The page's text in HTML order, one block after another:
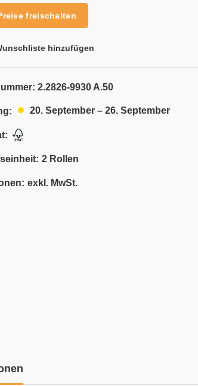
freischalten
hinzufügen
2.2826-9930 A.50
20. September – 26. September
2 Rollen
exkl. MwSt.